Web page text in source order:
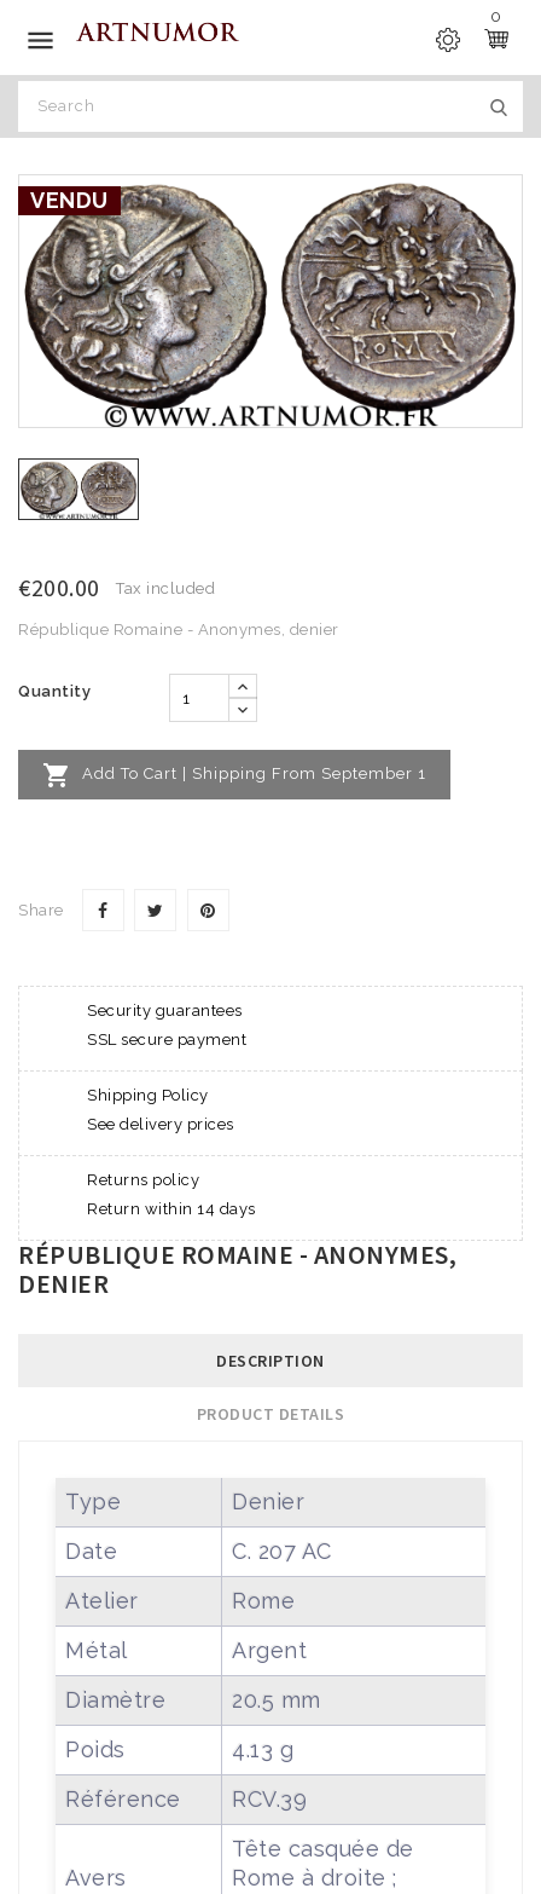

0
VENDU
€200.00 Tax included
République Romaine - Anonymes, denier
Quantity
 Add To Cart | Shipping From September 1
Share
Security guarantees
SSL secure payment
Shipping Policy
See delivery prices
Returns policy
Return within 14 days
RÉPUBLIQUE ROMAINE - ANONYMES,
DENIER
DESCRIPTION
PRODUCT DETAILS
Type
Denier
Date
C. 207 AC
Atelier
Rome
Métal
Argent
Diamètre
20.5 mm
Poids
4.13 g
Référence
RCV.39
Avers
Tête casquée de
Rome à droite ;